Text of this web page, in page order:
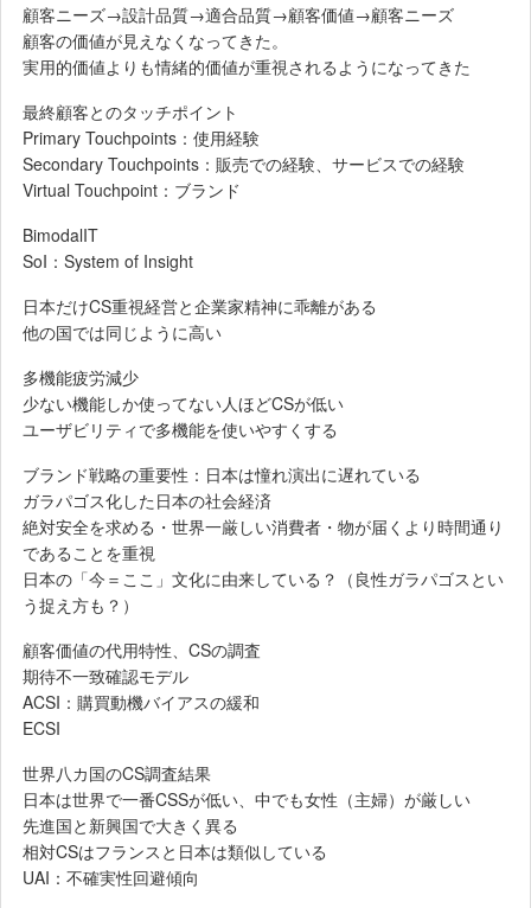
顧客ニーズ→設計品質→適合品質→顧客価値→顧客ニーズ
顧客の価値が見えなくなってきた。
実用的価値よりも情緒的価値が重視されるようになってきた
最終顧客とのタッチポイント
Primary Touchpoints：使用経験
Secondary Touchpoints：販売での経験、サービスでの経験
Virtual Touchpoint：ブランド
BimodalIT
SoI：System of Insight
日本だけCS重視経営と企業家精神に乖離がある
他の国では同じように高い
多機能疲労減少
少ない機能しか使ってない人ほどCSが低い
ユーザビリティで多機能を使いやすくする
ブランド戦略の重要性：日本は憧れ演出に遅れている
ガラパゴス化した日本の社会経済
絶対安全を求める・世界一厳しい消費者・物が届くより時間通り
であることを重視
日本の「今＝ここ」文化に由来している？（良性ガラパゴスとい
う捉え方も？）
顧客価値の代用特性、CSの調査
期待不一致確認モデル
ACSI：購買動機バイアスの緩和
ECSI
世界八カ国のCS調査結果
日本は世界で一番CSSが低い、中でも女性（主婦）が厳しい
先進国と新興国で大きく異る
相対CSはフランスと日本は類似している
UAI：不確実性回避傾向